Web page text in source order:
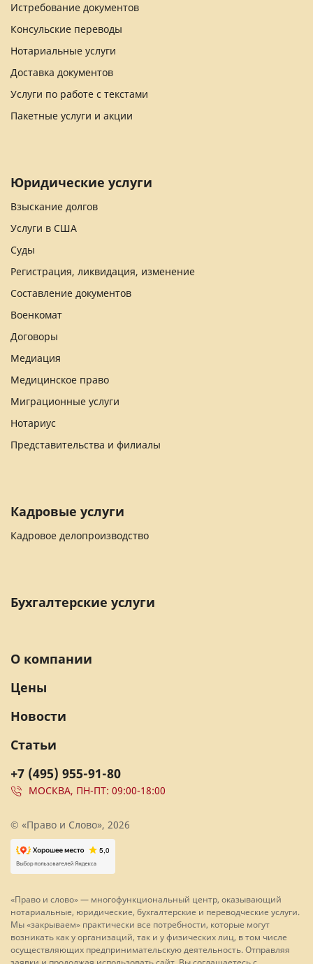
Истребование документов
Консульские переводы
Нотариальные услуги
Доставка документов
Услуги по работе с текстами
Пакетные услуги и акции
Юридические услуги
Взыскание долгов
Услуги в США
Суды
Регистрация, ликвидация, изменение
Составление документов
Военкомат
Договоры
Медиация
Медицинское право
Миграционные услуги
Нотариус
Представительства и филиалы
Кадровые услуги
Кадровое делопроизводство
Бухгалтерские услуги
+7 (495) 955-91-80
МОСКВА, ПН-ПТ: 09:00-18:00
О компании
Цены
Новости
Статьи
© «Право и Слово», 2026
«Право и слово» — многофункциональный центр, оказывающий
нотариальные, юридические, бухгалтерские и переводческие услуги.
Мы «закрываем» практически все потребности, которые могут
возникать как у организаций, так и у физических лиц, в том числе
осуществляющих предпринимательскую деятельность. Отправляя